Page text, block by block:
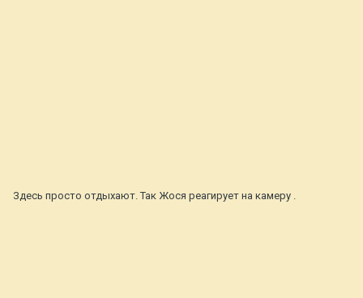
Здесь просто отдыхают. Так Жося реагирует на камеру .